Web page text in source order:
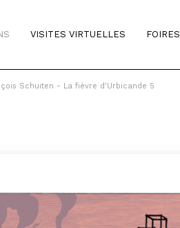
VISITES VIRTUELLES FOIRES
Schuiten - La fièvre d'Urbicande 5